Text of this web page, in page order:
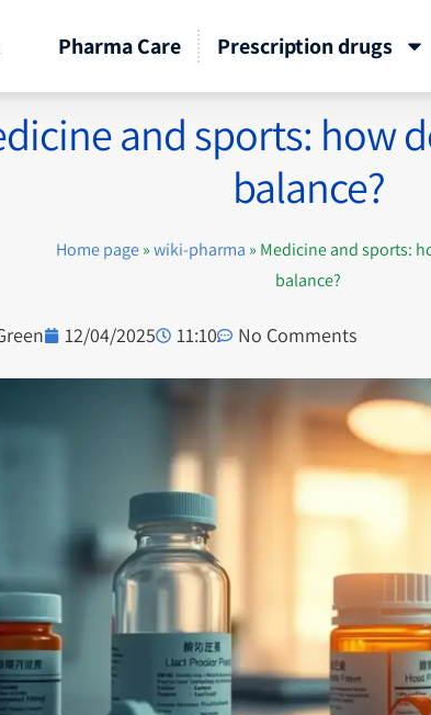
Pharma Care Prescription drugs
and sports: how
balance?
Home page»wiki-pharma » Medicine and sports:
balance?
12/04/2025 11:10 No Comments